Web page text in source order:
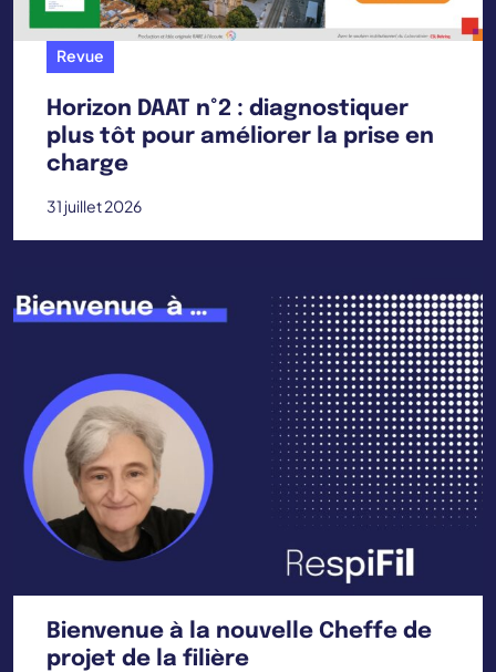
Revue
Horizon DAAT n°2 : diagnostiquer
plus tôt pour améliorer la prise en
charge
31 juillet 2026
Bienvenue à la nouvelle Cheffe de
projet de la filière